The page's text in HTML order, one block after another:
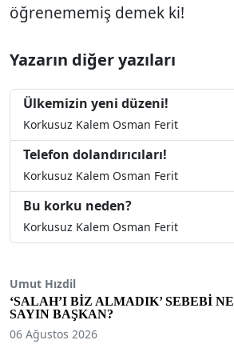
öğrenememiş demek ki!
Yazarın diğer yazıları
Ülkemizin yeni düzeni!
Korkusuz Kalem Osman Ferit
Telefon dolandırıcıları!
Korkusuz Kalem Osman Ferit
Bu korku neden?
Korkusuz Kalem Osman Ferit
Umut Hızdil
‘SALAH’I BİZ ALMADIK’ SEBEBİ NE
SAYIN BAŞKAN?
06 Ağustos 2026